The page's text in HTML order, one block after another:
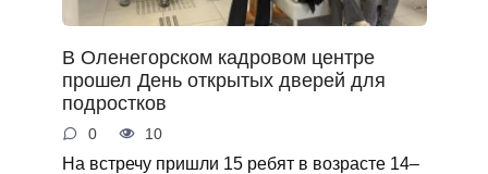
В Оленегорском кадровом центре
прошел День открытых дверей для
подростков
0 10
На встречу пришли 15 ребят в возрасте 14–